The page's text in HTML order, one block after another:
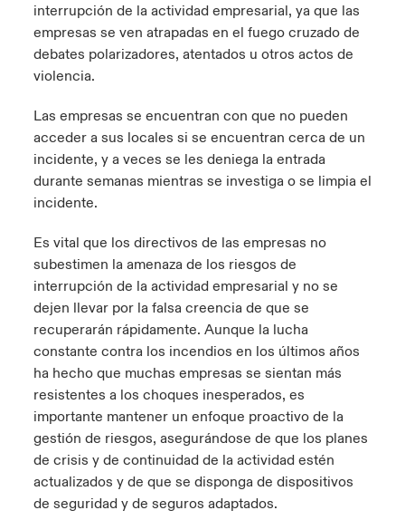
interrupción de la actividad empresarial, ya que las
empresas se ven atrapadas en el fuego cruzado de
debates polarizadores, atentados u otros actos de
violencia.
Las empresas se encuentran con que no pueden
acceder a sus locales si se encuentran cerca de un
incidente, y a veces se les deniega la entrada
durante semanas mientras se investiga o se limpia el
incidente.
Es vital que los directivos de las empresas no
subestimen la amenaza de los riesgos de
interrupción de la actividad empresarial y no se
dejen llevar por la falsa creencia de que se
recuperarán rápidamente. Aunque la lucha
constante contra los incendios en los últimos años
ha hecho que muchas empresas se sientan más
resistentes a los choques inesperados, es
importante mantener un enfoque proactivo de la
gestión de riesgos, asegurándose de que los planes
de crisis y de continuidad de la actividad estén
actualizados y de que se disponga de dispositivos
de seguridad y de seguros adaptados.